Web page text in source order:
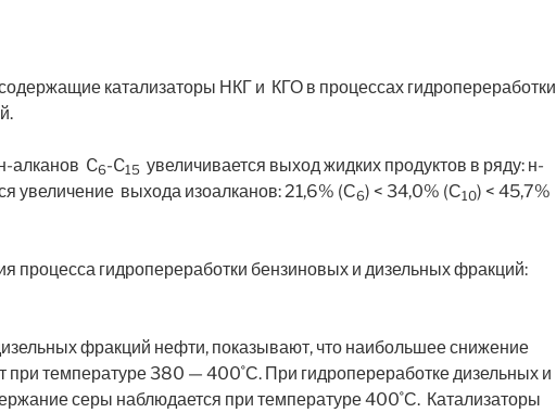
катализаторы НКГ и КГО в процессах гидропереработки
алканов C6-C15 увеличивается выход жидких продуктов в ряду: н-
увеличение выхода изоалканов: 21,6% (С6) < 34,0% (С10) < 45,7%
гидропереработки бензиновых и дизельных фракций:
фракций нефти, показывают, что наибольшее снижение
температуре 380 — 400˚С. При гидропереработке дизельных и
серы наблюдается при температуре 400˚С. Катализаторы